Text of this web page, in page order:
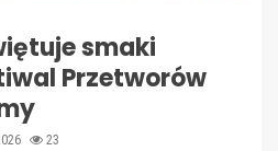
smaki
Przetworów
23